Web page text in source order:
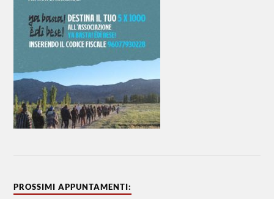
PROSSIMI APPUNTAMENTI: